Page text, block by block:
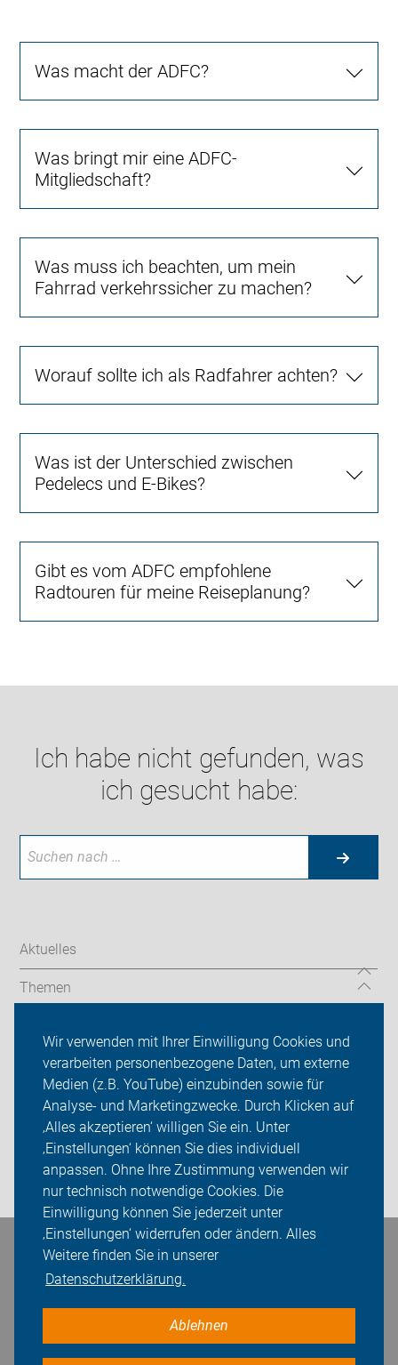
Wir verwenden mit Ihrer Einwilligung Cookies und
verarbeiten personenbezogene Daten, um externe
Medien (z.B. YouTube) einzubinden sowie für
Analyse- und Marketingzwecke. Durch Klicken auf
‚Alles akzeptieren‘ willigen Sie ein. Unter
‚Einstellungen‘ können Sie dies individuell
anpassen. Ohne Ihre Zustimmung verwenden wir
nur technisch notwendige Cookies. Die
Einwilligung können Sie jederzeit unter
‚Einstellungen‘ widerrufen oder ändern. Alles
Weitere finden Sie in unserer
Datenschutzerklärung.
Ablehnen
Was macht der ADFC?
Was bringt mir eine ADFC-
Mitgliedschaft?
Was muss ich beachten, um mein
Fahrrad verkehrssicher zu machen?
Worauf sollte ich als Radfahrer achten?
Was ist der Unterschied zwischen
Pedelecs und E-Bikes?
Gibt es vom ADFC empfohlene
Radtouren für meine Reiseplanung?
Ich habe nicht gefunden, was
ich gesucht habe:
Aktuelles
Themen
Das machen wir
Sei dabei
Presse
Login
Bleiben Sie in Kontakt